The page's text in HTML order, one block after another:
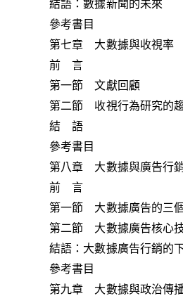
結語：數據新聞的未來
參考書目
第七章 大數據與收視率
前 言
第一節 文獻回顧
第二節 收視行為研究的
結 語
參考書目
第八章 大數據與廣告行
前 言
第一節 大數據廣告的三
第二節 大數據廣告核心
結語：大數據廣告行銷的
參考書目
第九章 大數據與政治傳